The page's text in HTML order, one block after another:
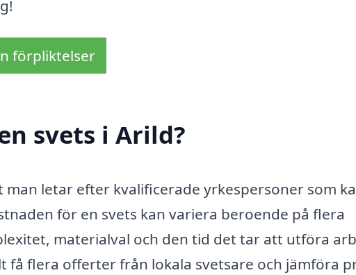
förpliktelser
svets i Arild?
letar efter kvalificerade yrkespersoner som
för en svets kan variera beroende på flera
materialval och den tid det tar att utföra
få flera offerter från lokala svetsare och jämföra